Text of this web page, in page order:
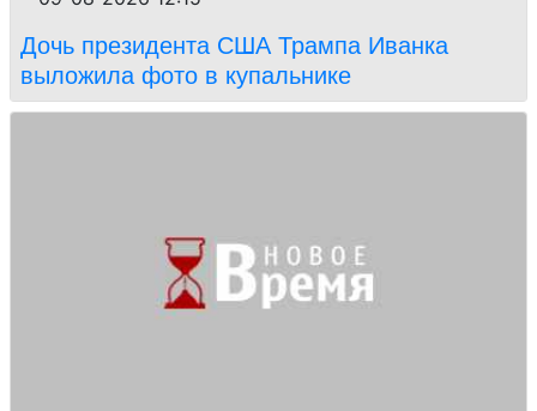
Дочь президента США Трампа Иванка
выложила фото в купальнике